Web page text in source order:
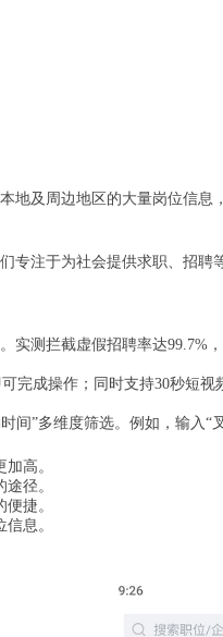
地及周边地区的大量岗位信
专注于为社会提供求职、招
测拦截虚假招聘率达99.7%
完成操作；同时支持30秒短
”多维度筛选。例如，输入
高。
径。
捷。
息。